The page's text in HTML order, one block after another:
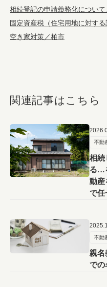
相続登記の申請義務化につい
固定資産税（住宅用地に対す
空き家対策／柏市
関連記事はこちら
不動
相続
る…
動産
で任
不動
親名
での